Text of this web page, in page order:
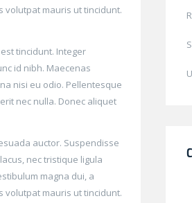
volutpat mauris ut tincidunt.
tincidunt. Integer
id nibh. Maecenas
nisi eu odio. Pellentesque
nec nulla. Donec aliquet
auctor. Suspendisse
nec tristique ligula
magna dui, a
volutpat mauris ut tincidunt.